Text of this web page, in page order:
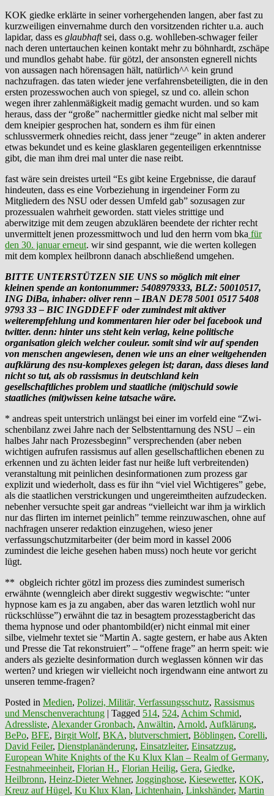
KOK giedke erklärte in seiner vorhergehenden langen, aber fast zu
kurzweiligen einvernahme durch den vorsitzenden richter u.a. auch
lapidar, dass es glaubhaftsei, dass o.g. wohlleben-schwager feiler
nach deren untertauchen keinen kontakt mehr zu böhnhardt, zschäpe
und mundlos gehabt habe. für götzl, der ansonsten egnerell nichts
von aussagen nach hörensagen hält, natürlich^^ kein grund
nachzufragen. das taten wieder jene verfahrensbeteiligten, die in den
ersten prozesswochen auch von spiegel, sz und co. allein schon
wegen ihrer zahlenmäßigkeit madig gemacht wurden. und so kam
heraus, dass der “große” nachermittler giedke nicht mal selber mit
dem kneipier gesprochen hat, sondern es ihm für einen
schlussvermerk ohnedies reicht, dass jener “zeuge” in akten anderer
etwas bekundet und es keine glasklaren gegenteiligen erkenntnisse
gibt, die man ihm drei mal unter die nase reibt.
fast wäre sein dreistes urteil “Es gibt keine Ergebnisse, die darauf
hindeuten, dass es eine Vorbeziehung in irgendeiner Form zu
Mitgliedern des NSU oder dessen Umfeld gab” sozusagen zur
prozessualen wahrheit geworden. statt vieles strittige und
aberwitzige mit dem zeugen abzuklären beendete der richter recht
unvermittelt jenen prozessmittwoch und lud den herrn vom bka für
den 30. januar erneut. wir sind gespannt, wie die werten kollegen
mit dem komplex heilbronn danach abschließend umgehen.
BITTE UNTERSTÜTZEN SIE UNS so möglich mit einer
kleinen spende an kontonummer: 5408979333, BLZ: 50010517,
ING DiBa, inhaber: oliver renn – IBAN DE78 5001 0517 5408
9793 33 – BIC INGDDEFF oder zumindest mit aktiver
weiterempfehlung und kommentaren hier oder bei facebook und
twitter. denn: hinter uns steht kein verlag, keine politische
organisation gleich welcher couleur. somit sind wir auf spenden
von menschen angewiesen, denen wie uns an einer weitgehenden
aufklärung des nsu-komplexes gelegen ist; daran, dass dieses land
nicht so tut, als ob rassismus in deutschland kein
gesellschaftliches problem und staatliche (mit)schuld sowie
staatliches (mit)wissen keine tatsache wäre.
* andreas speit unterstrich unlängst bei einer im vorfeld eine “Zwi­
schen­bi­lanz zwei Jahre nach der Selbst­ent­tar­nung des NSU – ein
hal­bes Jahr nach Pro­zess­be­ginn” versprechenden (aber neben
wichtigen aufrufen rassismus auf allen gesellschaftlichen ebenen zu
erkennen und zu ächten leider fast nur heiße luft verbreitenden)
veranstaltung mit peinlichen desinformationen zum prozess gar
explizit und wiederholt, dass es für ihn “viel viel Wichtigeres” gebe,
als die staatlichen verstrickungen und ungereimtheiten aufzudecken.
nebenher versuchte speit gar andreas “vielleicht war ihm ja wirklich
nur das flirten im internet peinlich” temme reinzuwaschen, ohne auf
nachfragen unserer redaktion einzugehen, wieso jener
verfassungschutzmitarbeiter (der beim mord in kassel 2006
zumindest die leiche gesehen haben muss) noch heute vor gericht
lügt.
** obgleich richter götzl im prozess dies zumindest sumerisch
erwähnte (wenngleich aber direkt suggestiv wegwischte: “unter
hypnose kam es ja zu angaben, aber das waren letztlich wohl nur
rückschlüsse”) erwähnt die taz in besagtem prozesstagbericht das
thema hypnose und oder phantombild(er) nicht einmal mit einer
silbe, vielmehr textet sie “Martin A. sagte gestern, er habe aus Akten
und Presse die Tat rekonstruiert” – “offene frage” an herrn speit: wie
anders als gezielte desinformation durch weglassen können wir das
werten? und kriegen wir vielleicht noch irgendwann eine antwort zu
unseren temme-fragen?
Posted in Medien, Polizei, Militär, Verfassungsschutz, Rassismus
und Menschenverachtung | Tagged 514, 524, Achim Schmid,
Adressliste, Alexander Gronbach, Anwältin, Arnold, Aufklärung,
BePo, BFE, Birgit Wolf, BKA, blutverschmiert, Böblingen, Corelli,
David Feiler, Dienstplanänderung, Einsatzleiter, Einsatzzug,
European White Knights of the Ku Klux Klan – Realm of Germany,
Festnahmeeinheit, Florian H., Florian Heilig, Gera, Giedke,
Heilbronn, Heinz-Dieter Wehner, Jogginghose, Kiesewetter, KOK,
Kreuz auf Hügel, Ku Klux Klan, Lichtenhain, Linkshänder, Martin